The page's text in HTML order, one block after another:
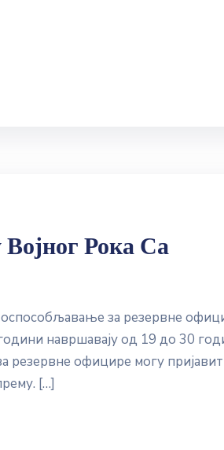
Рока Са
за резервне
навршавају од 19 до 30
резервне официре могу
[…]